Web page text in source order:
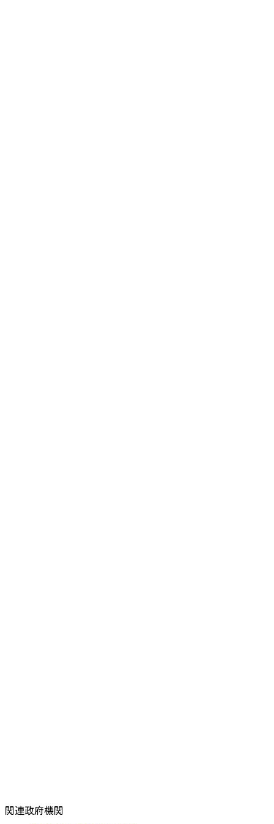
関連政府機関